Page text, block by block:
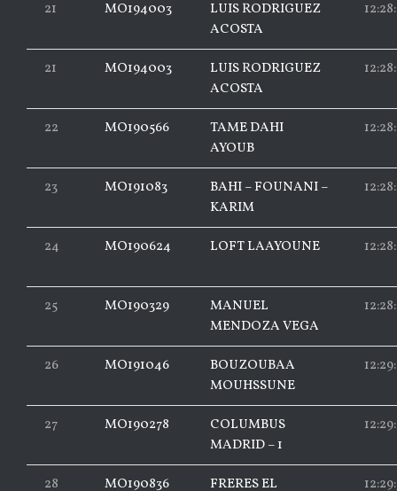
21 MO194003
LUIS RODRIGUEZ
ACOSTA
21 MO194003
LUIS RODRIGUEZ
ACOSTA
22 MO190566
TAME DAHI
AYOUB
23 MO191083
BAHI – FOUNANI –
KARIM
24 MO190624 LOFT LAAYOUNE
25 MO190329
MANUEL
MENDOZA VEGA
26 MO191046
BOUZOUBAA
MOUHSSUNE
27 MO190278
COLUMBUS
MADRID – 1
28 MO190836
FRERES EL